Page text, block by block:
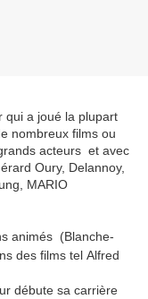
qui a joué la plupart
nombreux films ou
acteurs et avec
Oury, Delannoy,
MARIO
animés (Blanche-
des films tel Alfred
débute sa carrière